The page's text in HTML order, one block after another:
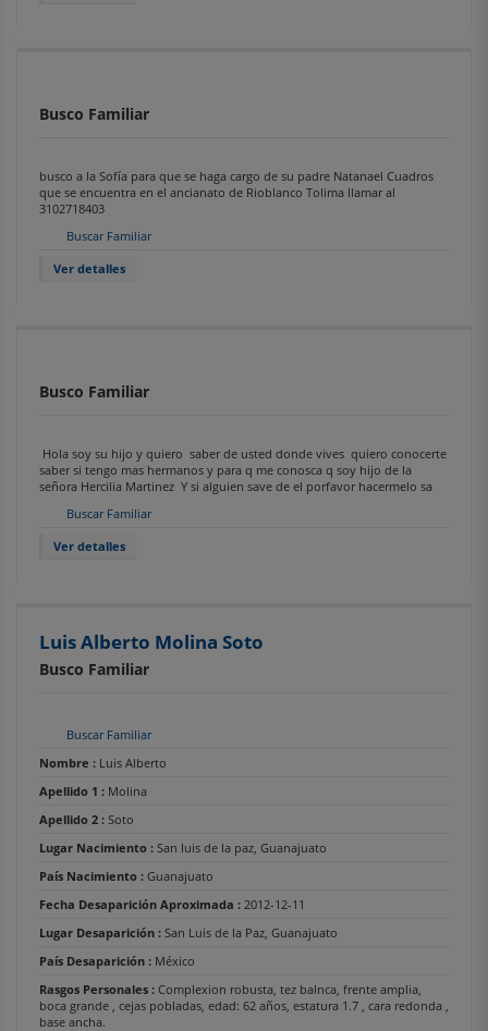
Busco Familiar
busco a la Sofía para que se haga cargo de su padre Natanael Cuadros
que se encuentra en el ancianato de Rioblanco Tolima llamar al
3102718403
Buscar Familiar
Ver detalles
Busco Familiar
Hola soy su hijo y quiero saber de usted donde vives quiero conocerte
saber si tengo mas hermanos y para q me conosca q soy hijo de la
señora Hercilia Martinez Y si alguien save de el porfavor hacermelo sa
Buscar Familiar
Ver detalles
Luis Alberto Molina Soto
Busco Familiar
Buscar Familiar
Nombre : Luis Alberto
Apellido 1 : Molina
Apellido 2 : Soto
Lugar Nacimiento : San luis de la paz, Guanajuato
País Nacimiento : Guanajuato
Fecha Desaparición Aproximada : 2012-12-11
Lugar Desaparición : San Luis de la Paz, Guanajuato
País Desaparición : México
Rasgos Personales : Complexion robusta, tez balnca, frente amplia,
boca grande , cejas pobladas, edad: 62 años, estatura 1.7 , cara redonda ,
base ancha.